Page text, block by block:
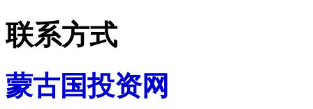
联系方式
蒙古国投资网